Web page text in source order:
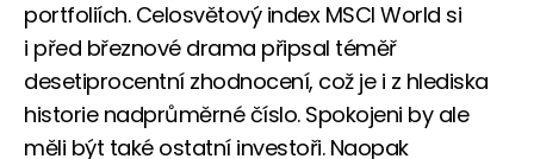
portfoliích. Celosvětový index MSCI World si
i před březnové drama připsal téměř
desetiprocentní zhodnocení, což je i z hlediska
historie nadprůměrné číslo. Spokojeni by ale
měli být také ostatní investoři. Naopak